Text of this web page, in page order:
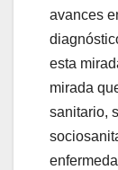
avances
esta
mirada
sanitario,